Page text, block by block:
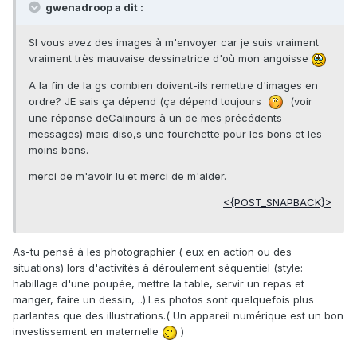
gwenadroop a dit :
SI vous avez des images à m'envoyer car je suis vraiment
vraiment très mauvaise dessinatrice d'où mon angoisse
A la fin de la gs combien doivent-ils remettre d'images en
ordre? JE sais ça dépend (ça dépend toujours
(voir
une réponse deCalinours à un de mes précédents
messages) mais diso,s une fourchette pour les bons et les
moins bons.
merci de m'avoir lu et merci de m'aider.
<{POST_SNAPBACK}>
As-tu pensé à les photographier ( eux en action ou des
situations) lors d'activités à déroulement séquentiel (style:
habillage d'une poupée, mettre la table, servir un repas et
manger, faire un dessin, ..).Les photos sont quelquefois plus
parlantes que des illustrations.( Un appareil numérique est un bon
investissement en maternelle
)